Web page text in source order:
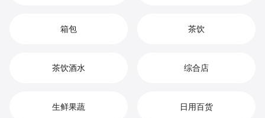
箱包 茶饮
茶饮酒水 综合店
生鲜果蔬 日用百货